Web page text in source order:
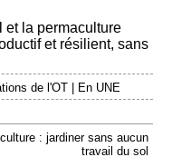
et la permaculture
et résilient, sans
de l'OT | En UNE
: jardiner sans aucun
travail du sol